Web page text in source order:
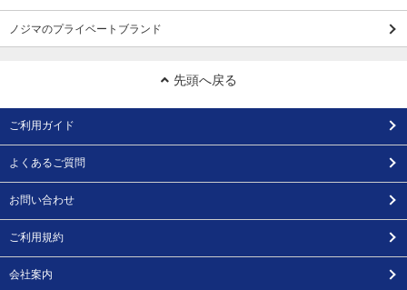
ノジマのプライベートブランド
先頭へ戻る
ご利用ガイド
よくあるご質問
お問い合わせ
ご利用規約
会社案内